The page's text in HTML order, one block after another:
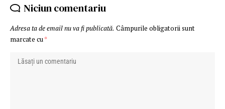
Niciun comentariu
Adresa ta de email nu va fi publicată. Câmpurile obligatorii sunt
marcate cu *